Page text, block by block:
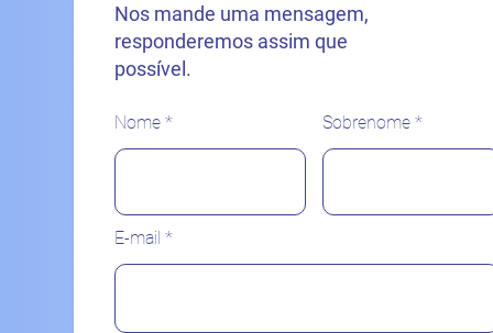
Nos mande uma mensagem,
responderemos assim que
possível.
Nome Sobrenome
E-mail